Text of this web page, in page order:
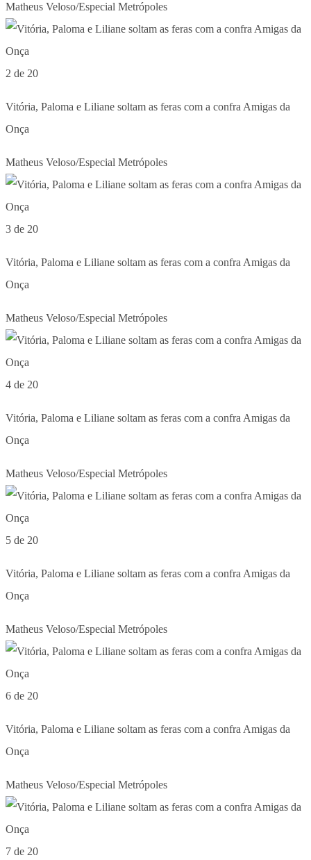
Matheus Veloso/Especial Metrópoles
2 de 20
Vitória, Paloma e Liliane soltam as feras com a confra Amigas da
Onça
Matheus Veloso/Especial Metrópoles
3 de 20
Vitória, Paloma e Liliane soltam as feras com a confra Amigas da
Onça
Matheus Veloso/Especial Metrópoles
4 de 20
Vitória, Paloma e Liliane soltam as feras com a confra Amigas da
Onça
Matheus Veloso/Especial Metrópoles
5 de 20
Vitória, Paloma e Liliane soltam as feras com a confra Amigas da
Onça
Matheus Veloso/Especial Metrópoles
6 de 20
Vitória, Paloma e Liliane soltam as feras com a confra Amigas da
Onça
Matheus Veloso/Especial Metrópoles
7 de 20